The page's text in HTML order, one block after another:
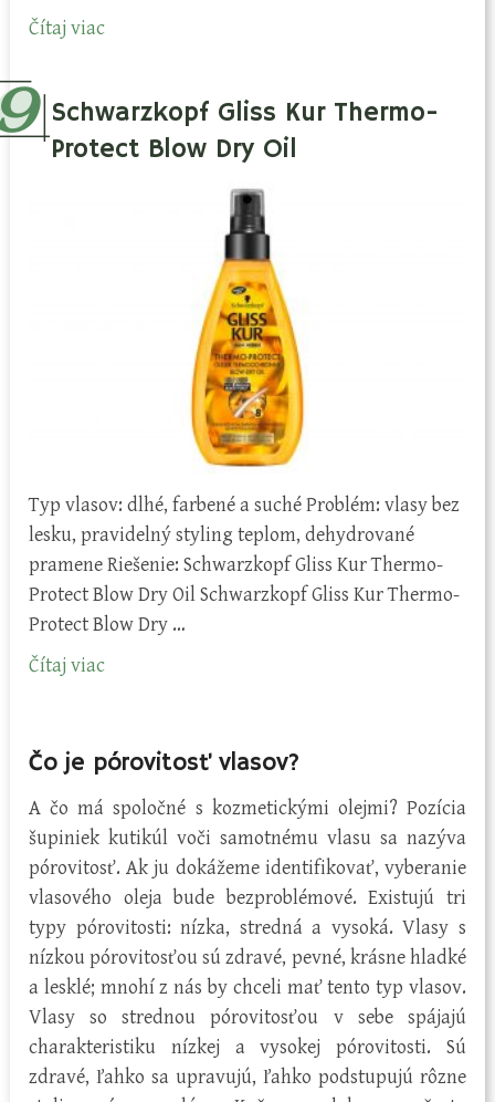
Čítaj viac
Schwarzkopf Gliss Kur Thermo-
Protect Blow Dry Oil
Typ vlasov: dlhé, farbené a suché Problém: vlasy bez
lesku, pravidelný styling teplom, dehydrované
pramene Riešenie: Schwarzkopf Gliss Kur Thermo-
Protect Blow Dry Oil Schwarzkopf Gliss Kur Thermo-
Protect Blow Dry …
Čítaj viac
Čo je pórovitosť vlasov?
A čo má spoločné s kozmetickými olejmi? Pozícia
šupiniek kutikúl voči samotnému vlasu sa nazýva
pórovitosť. Ak ju dokážeme identifikovať, vyberanie
vlasového oleja bude bezproblémové. Existujú tri
typy pórovitosti: nízka, stredná a vysoká. Vlasy s
nízkou pórovitosťou sú zdravé, pevné, krásne hladké
a lesklé; mnohí z nás by chceli mať tento typ vlasov.
Vlasy so strednou pórovitosťou v sebe spájajú
charakteristiku nízkej a vysokej pórovitosti. Sú
zdravé, ľahko sa upravujú, ľahko podstupujú rôzne